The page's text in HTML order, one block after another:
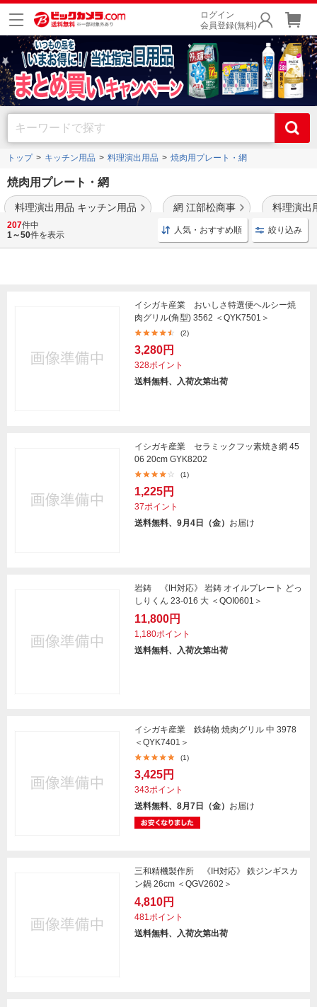
ログイン
会員登録(無料)
トップ キッチン用品 料理演出用品 焼肉用プレート・網
焼肉用プレート・網
料理演出用品 キッチン用品 網 江部松商事 料理演出
IH対応モデルや岩塩プレート も豊富に取り揃えております。
207件中
1～50件を表示 人気・おすすめ順 絞り込み
イシガキ産業 おいしさ特選便ヘルシー焼
肉グリル(角型) 3562 ＜QYK7501＞
(2)
3,280円
328ポイント
送料無料、入荷次第出荷
イシガキ産業 セラミックフッ素焼き網 45
06 20cm GYK8202
(1)
1,225円
37ポイント
送料無料、9月4日（金） お届け
岩鋳 《IH対応》 岩鋳 オイルプレート どっ
しりくん 23-016 大 ＜QOI0601＞
11,800円
1,180ポイント
送料無料、入荷次第出荷
イシガキ産業 鉄鋳物 焼肉グリル 中 3978
＜QYK7401＞
(1)
3,425円
343ポイント
送料無料、8月7日（金） お届け
三和精機製作所 《IH対応》 鉄ジンギスカ
ン鍋 26cm ＜QGV2602＞
4,810円
481ポイント
送料無料、入荷次第出荷